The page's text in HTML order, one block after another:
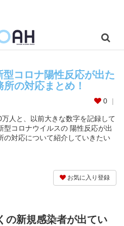
型コロナ陽性反応が出た
の対応まとめ！
0
人と、以前大きな数字を記録して
型コロナウイルスの 陽性反応が出
の対応について紹介していきたい
お気に入り登録
の新規感染者が出てい